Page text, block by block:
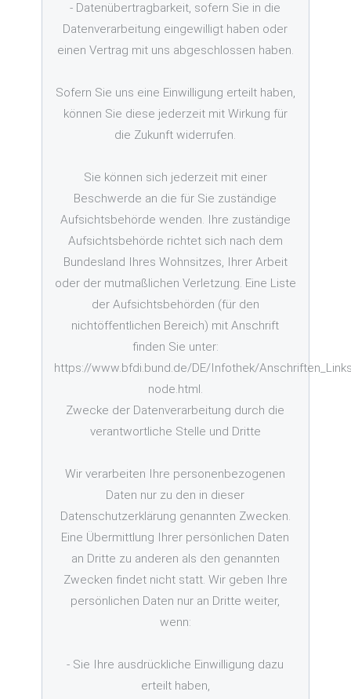
- Datenübertragbarkeit, sofern Sie in die
Datenverarbeitung eingewilligt haben oder
einen Vertrag mit uns abgeschlossen haben.
Sofern Sie uns eine Einwilligung erteilt haben,
können Sie diese jederzeit mit Wirkung für
die Zukunft widerrufen.
Sie können sich jederzeit mit einer
Beschwerde an die für Sie zuständige
Aufsichtsbehörde wenden. Ihre zuständige
Aufsichtsbehörde richtet sich nach dem
Bundesland Ihres Wohnsitzes, Ihrer Arbeit
oder der mutmaßlichen Verletzung. Eine Liste
der Aufsichtsbehörden (für den
nichtöffentlichen Bereich) mit Anschrift
finden Sie unter:
https://www.bfdi.bund.de/DE/Infothek/
node.html.
Zwecke der Datenverarbeitung durch die
verantwortliche Stelle und Dritte
Wir verarbeiten Ihre personenbezogenen
Daten nur zu den in dieser
Datenschutzerklärung genannten Zwecken.
Eine Übermittlung Ihrer persönlichen Daten
an Dritte zu anderen als den genannten
Zwecken findet nicht statt. Wir geben Ihre
persönlichen Daten nur an Dritte weiter,
wenn:
- Sie Ihre ausdrückliche Einwilligung dazu
erteilt haben,